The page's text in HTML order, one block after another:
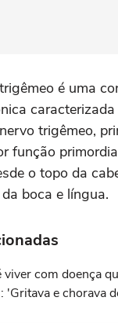
é uma
trigêmeo,
função
o topo da
boca e língua.
viver com doença
'Gritava e chorava